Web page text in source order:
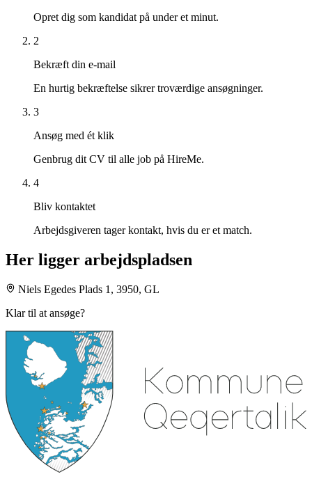
Opret dig som kandidat på under et minut.
2
Bekræft din e-mail
En hurtig bekræftelse sikrer troværdige ansøgninger.
3
Ansøg med ét klik
Genbrug dit CV til alle job på HireMe.
4
Bliv kontaktet
Arbejdsgiveren tager kontakt, hvis du er et match.
Her ligger arbejdspladsen
Niels Egedes Plads 1, 3950, GL
Klar til at ansøge?